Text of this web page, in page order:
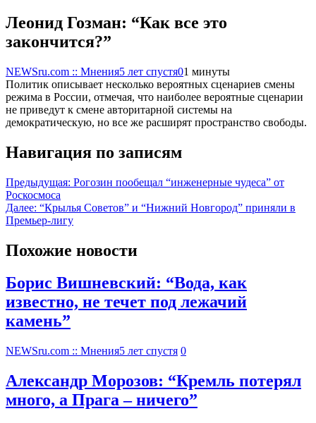
Леонид Гозман: “Как все это
закончится?”
NEWSru.com :: Мнения5 лет спустя01 минуты
Политик описывает несколько вероятных сценариев смены
режима в России, отмечая, что наиболее вероятные сценарии
не приведут к смене авторитарной системы на
демократическую, но все же расширят пространство свободы.
Навигация по записям
Предыдущая: Рогозин пообещал “инженерные чудеса” от
Роскосмоса
Далее: “Крылья Советов” и “Нижний Новгород” приняли в
Премьер-лигу
Похожие новости
Борис Вишневский: “Вода, как
известно, не течет под лежачий
камень”
NEWSru.com :: Мнения5 лет спустя 0
Александр Морозов: “Кремль потерял
много, а Прага – ничего”